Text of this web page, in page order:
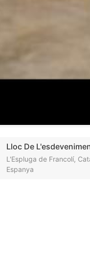
Lloc De
L'Espluga de Francolí,
Espanya